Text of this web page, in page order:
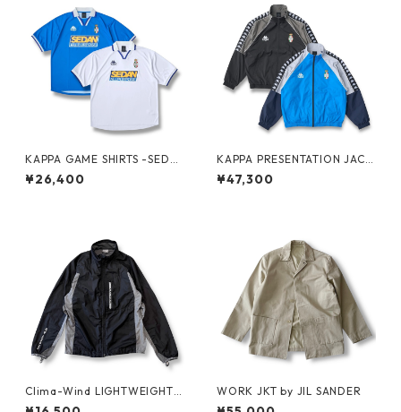
KAPPA GAME SHIRTS -SEDA
N ALL-PURPOSE-
¥26,400
KAPPA PRESENTATION JACK
ET -SEDAN ALL-PURPOSE-
¥47,300
Clima-Wind LIGHTWEIGHT J
KT by SALOMON
WORK JKT by JIL SANDER